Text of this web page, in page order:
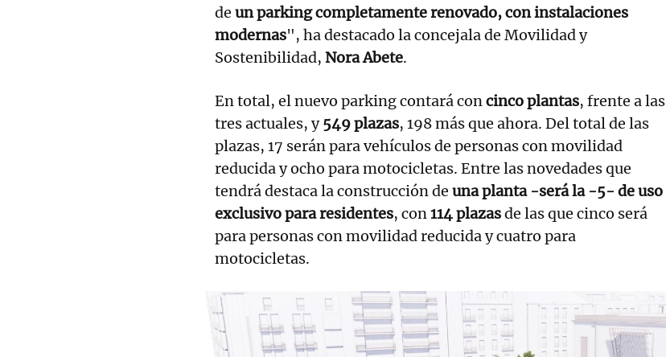
de un parking completamente renovado, con instalaciones
modernas", ha destacado la concejala de Movilidad y
Sostenibilidad, Nora Abete.
En total, el nuevo parking contará concinco plantas, frente a las
tres actuales, y549 plazas, 198 más que ahora. Del total de las
plazas, 17 serán para vehículos de personas con movilidad
reducida y ocho para motocicletas. Entre las novedades que
tendrá destaca la construcción de una planta -será la -5- de uso
exclusivo para residentes, con114 plazasde las que cinco será
para personas con movilidad reducida y cuatro para
motocicletas.